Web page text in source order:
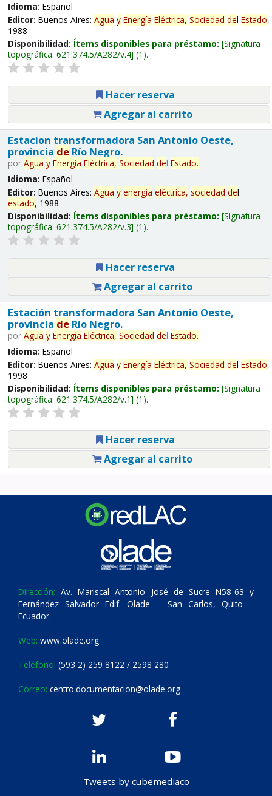
Idioma: Español
Editor: Buenos Aires: Agua y Energía Eléctrica, Sociedad del Estado,
1988
Disponibilidad: Ítems disponibles para préstamo: Signatura
topográfica: 621.374.5/A282/v.4 (1).
Hacer reserva
Agregar al carrito
Estacion transformadora San Antonio Oeste,
provincia deRío Negro.
por Agua y Energía Eléctrica, Sociedad del Estado.
Idioma: Español
Editor: Buenos Aires: Agua y energía eléctrica, sociedad del
estado, 1988
Disponibilidad: Ítems disponibles para préstamo: Signatura
topográfica: 621.374.5/A282/v.3 (1).
Hacer reserva
Agregar al carrito
Estación transformadora San Antonio Oeste,
provincia deRío Negro.
por Agua y Energía Eléctrica, Sociedad del Estado.
Idioma: Español
Editor: Buenos Aires: Agua y Energía Eléctrica, Sociedad del Estado,
1998
Disponibilidad: Ítems disponibles para préstamo: Signatura
topográfica: 621.374.5/A282/v.1 (1).
Hacer reserva
Agregar al carrito
Dirección: Av. Mariscal Antonio José de Sucre N58-63 y
Fernández Salvador Edif. Olade – San Carlos, Quito –
Ecuador.
Web: www.olade.org
Teléfono: (593 2) 259 8122 / 2598 280
Correo: centro.documentacion@olade.org
Tweets by cubemediaco